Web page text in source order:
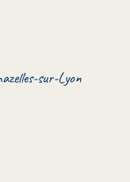
sur-Lyon